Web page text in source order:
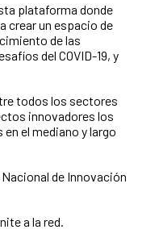
plataforma donde
crear un espacio de
de las
del COVID-19, y
todos los sectores
innovadores los
el mediano y largo
de Innovación
a la red.